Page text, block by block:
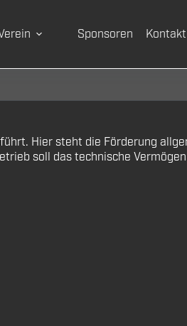
Sponsoren Kontakt
Hier steht die Förderung
soll das technische